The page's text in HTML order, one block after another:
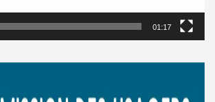
01:17